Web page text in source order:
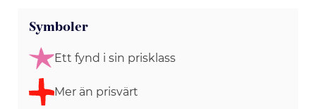
Symboler
Ett fynd i sin prisklass
Mer än prisvärt